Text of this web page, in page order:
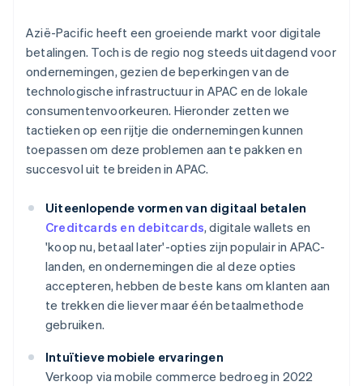
Azië-Pacific heeft een groeiende markt voor digitale
betalingen. Toch is de regio nog steeds uitdagend voor
ondernemingen, gezien de beperkingen van de
technologische infrastructuur in APAC en de lokale
consumentenvoorkeuren. Hieronder zetten we
tactieken op een rijtje die ondernemingen kunnen
toepassen om deze problemen aan te pakken en
succesvol uit te breiden in APAC.
Uiteenlopende vormen van digitaal betalen
Creditcards en debitcards, digitale wallets en
'koop nu, betaal later'-opties zijn populair in APAC-
landen, en ondernemingen die al deze opties
accepteren, hebben de beste kans om klanten aan
te trekken die liever maar één betaalmethode
gebruiken.
Intuïtieve mobiele ervaringen
Verkoop via mobile commerce bedroeg in 2022